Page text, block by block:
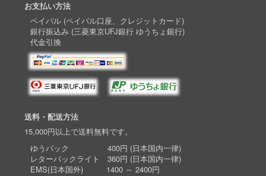
お支払い方法
ペイパル (ペイパル口座、クレジットカード)
銀行振込み (三菱東京UFJ銀行 ゆうちょ銀行)
代金引換
送料・配送方法
15,000円以上で送料無料です。
ゆうパック 400円 (日本国内一律)
レターパックライト 360円 (日本国内一律)
EMS(日本国外) 1400 ～ 2400円